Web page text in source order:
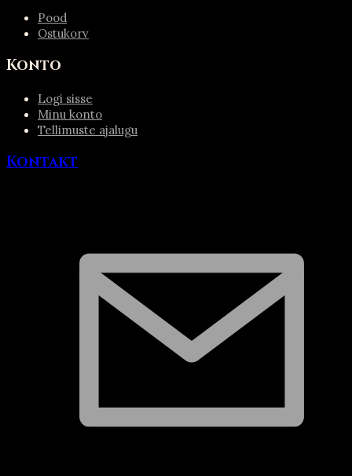
Pood
Ostukorv
Konto
Logi sisse
Minu konto
Tellimuste ajalugu
Kontakt